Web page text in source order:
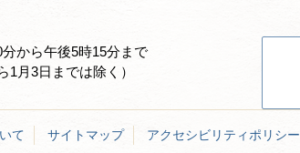
から午後5時15分まで
1月3日までは除く）
て サイトマップ アクセシビリティポリシー